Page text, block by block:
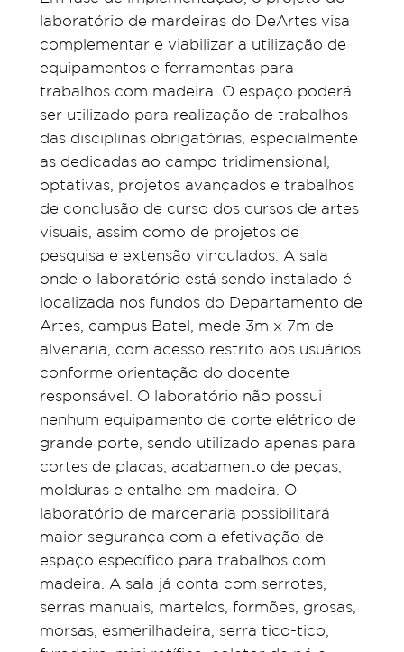
laboratório de mardeiras do DeArtes visa
complementar e viabilizar a utilização de
equipamentos e ferramentas para
trabalhos com madeira. O espaço poderá
ser utilizado para realização de trabalhos
das disciplinas obrigatórias, especialmente
as dedicadas ao campo tridimensional,
optativas, projetos avançados e trabalhos
de conclusão de curso dos cursos de artes
visuais, assim como de projetos de
pesquisa e extensão vinculados. A sala
onde o laboratório está sendo instalado é
localizada nos fundos do Departamento de
Artes, campus Batel, mede 3m x 7m de
alvenaria, com acesso restrito aos usuários
conforme orientação do docente
responsável. O laboratório não possui
nenhum equipamento de corte elétrico de
grande porte, sendo utilizado apenas para
cortes de placas, acabamento de peças,
molduras e entalhe em madeira. O
laboratório de marcenaria possibilitará
maior segurança com a efetivação de
espaço específico para trabalhos com
madeira. A sala já conta com serrotes,
serras manuais, martelos, formões, grosas,
morsas, esmerilhadeira, serra tico-tico,